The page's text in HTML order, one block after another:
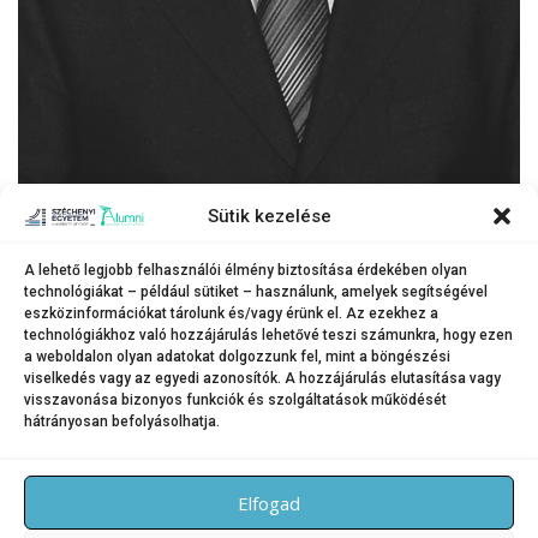
Sütik kezelése
A lehető legjobb felhasználói élmény biztosítása érdekében olyan
technológiákat – például sütiket – használunk, amelyek segítségével
eszközinformációkat tárolunk és/vagy érünk el. Az ezekhez a
technológiákhoz való hozzájárulás lehetővé teszi számunkra, hogy ezen
a weboldalon olyan adatokat dolgozzunk fel, mint a böngészési
viselkedés vagy az egyedi azonosítók. A hozzájárulás elutasítása vagy
visszavonása bizonyos funkciók és szolgáltatások működését
hátrányosan befolyásolhatja.
Elfogad
nyugalmazott egyetemi docens,
a Műszaki Tudományi Kar egykori dékánhelyettese, volt tanszékvezető.
Emlékét megőrizzük, nyugodjon békében!
KATEGÓRIA:GYÁSZHÍREK